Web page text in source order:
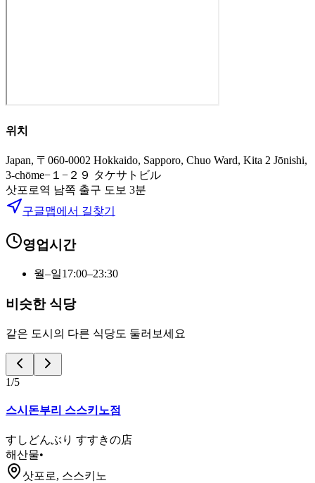
위치
Japan, 〒060-0002 Hokkaido, Sapporo, Chuo Ward, Kita 2 Jōnishi,
3-chōme−１−２９ タケサトビル
삿포로역 남쪽 출구 도보 3분
구글맵에서 길찾기
영업시간
월–일17:00–23:30
비슷한 식당
같은 도시의 다른 식당도 둘러보세요
1/5
스시돈부리 스스키노점
すしどんぶり すすきの店
해산물•
삿포로, 스스키노